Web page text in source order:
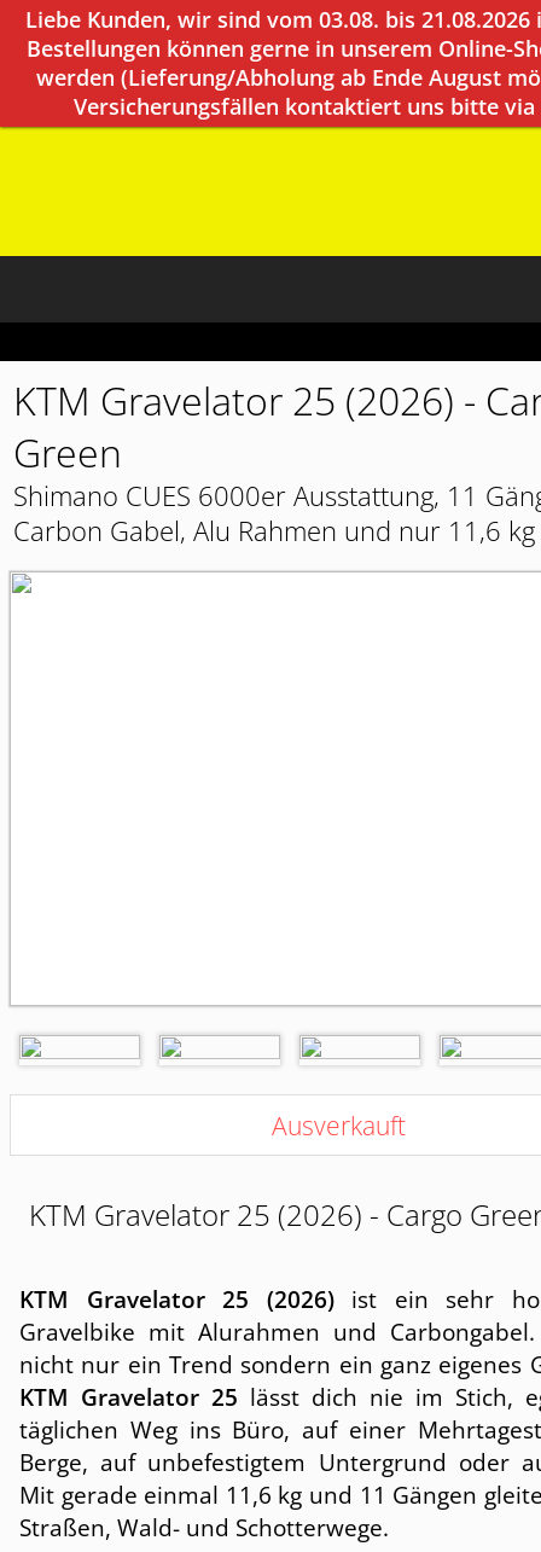
Liebe Kunden, wir sind vom 03.08. bis 21.08.2026
Bestellungen können gerne in unserem Online-
werden (Lieferung/Abholung ab Ende August
Versicherungsfällen kontaktiert uns bitte via
KTM Gravelator 25 (2026) -
Green
Shimano CUES 6000er Ausstattung, 11
Carbon Gabel, Alu Rahmen und nur 11,6 kg
Ausverkauft
KTM Gravelator 25 (2026) - Cargo
KTM Gravelator 25 (2026)ist ein sehr
Gravelbike mit Alurahmen und
nicht nur ein Trend sondern ein ganz eigenes
KTM Gravelator 25 lässt dich nie im Stich,
täglichen Weg ins Büro, auf einer
Berge, auf unbefestigtem Untergrund oder
Mit gerade einmal 11,6 kg und 11 Gängen
Straßen, Wald- und Schotterwege.